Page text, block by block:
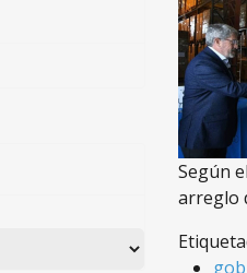
Según
arreglo